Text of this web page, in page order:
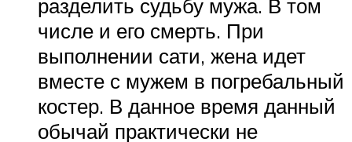
разделить судьбу мужа. В том
числе и его смерть. При
выполнении сати, жена идет
вместе с мужем в погребальный
костер. В данное время данный
обычай практически не